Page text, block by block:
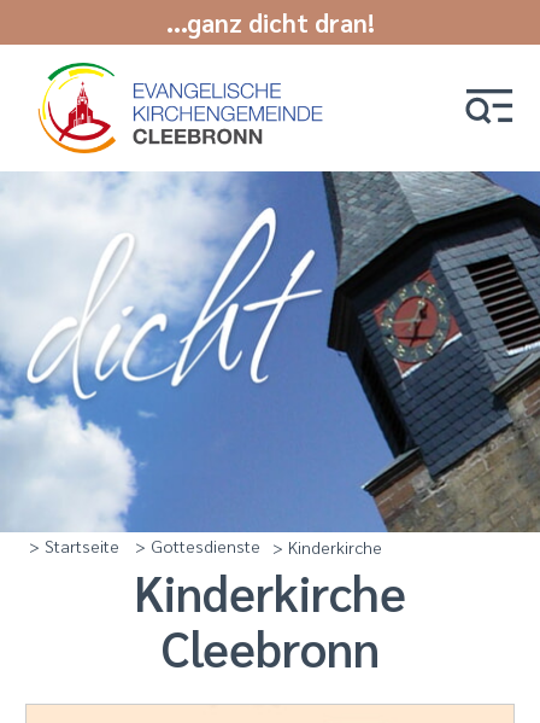
...ganz dicht dran!
> Startseite > Gottesdienste > Kinderkirche
Kinderkirche
Cleebronn